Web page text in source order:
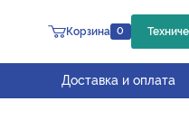
Корзина 0
Доставка и оплата